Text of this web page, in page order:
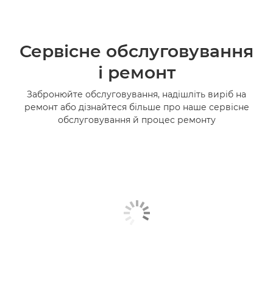
Сервісне обслуговування
і ремонт
Забронюйте обслуговування, надішліть виріб на
ремонт або дізнайтеся більше про наше сервісне
обслуговування й процес ремонту